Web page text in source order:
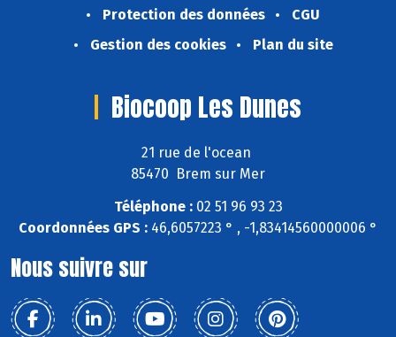
Protection des données
CGU
Gestion des cookies
Plan du site
Biocoop Les Dunes
21 rue de l'ocean
85470 Brem sur Mer
Téléphone :02 51 96 93 23
Coordonnées GPS : 46,6057223 ° , -1,83414560000006 °
Nous suivre sur